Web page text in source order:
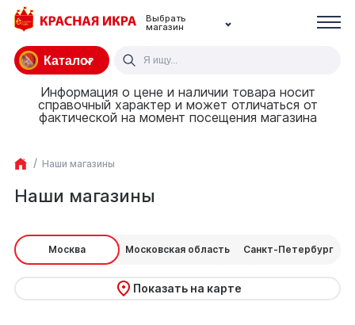
Выбрать
магазин
Каталог
Информация о цене и наличии товара носит
справочный характер и может отличаться от
фактической на момент посещения магазина
Наши магазины
Наши магазины
Москва Московская область Санкт-Петербург
Показать на карте